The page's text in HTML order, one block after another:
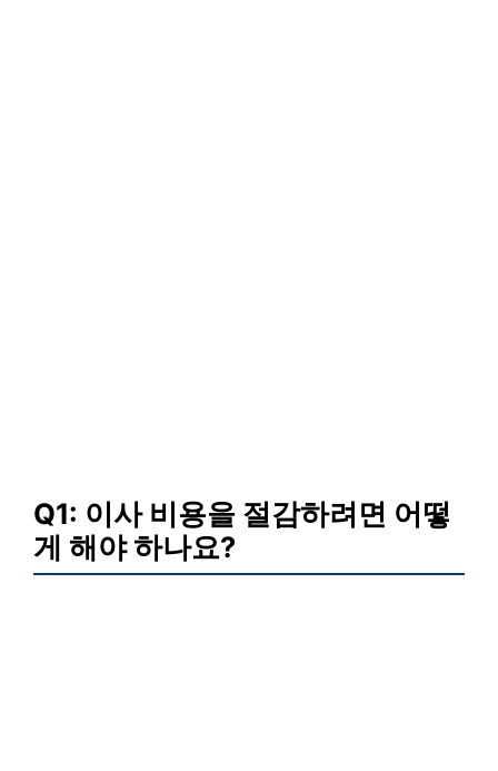
Q1: 이사 비용을 절감하려면 어떻
게 해야 하나요?